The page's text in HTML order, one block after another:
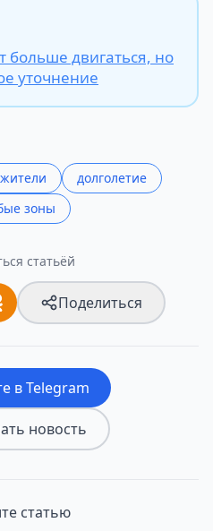
больше двигаться, но
уточнение
долголетие
зоны
статьёй
Поделиться
в Telegram
новость
статью